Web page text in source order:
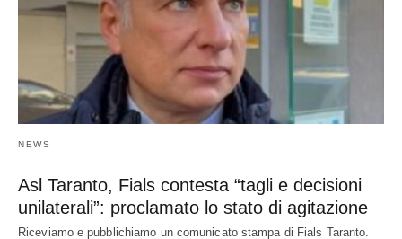
NEWS
Asl Taranto, Fials contesta “tagli e decisioni
unilaterali”: proclamato lo stato di agitazione
Riceviamo e pubblichiamo un comunicato stampa di Fials Taranto.